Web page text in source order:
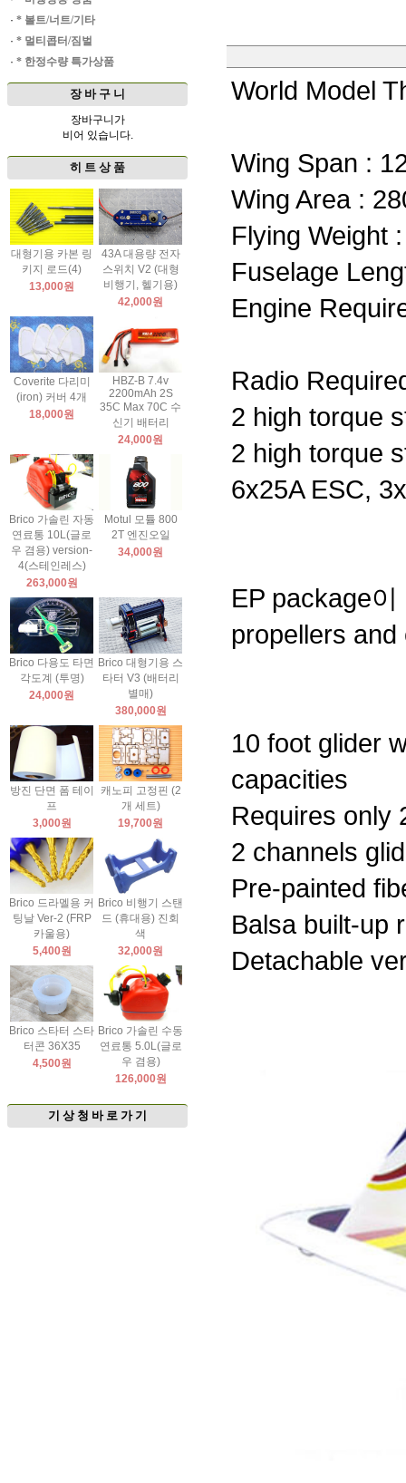
· * 볼트/너트/기타
· * 멀티콥터/짐벌
· * 한정수량 특가상품
장 바 구 니
장바구니가
비어 있습니다.
히 트 상 품
대형기용 카본 링
키지 로드(4)
13,000원
43A 대용량 전자
스위치 V2 (대형
비행기, 헬기용)
42,000원
Coverite 다리미
(iron) 커버 4개
18,000원
HBZ-B 7.4v
2200mAh 2S
35C Max 70C 수
신기 배터리
24,000원
Brico 가솔린 자동
연료통 10L(글로
우 겸용) version-
4(스테인레스)
263,000원
Motul 모튤 800
2T 엔진오일
34,000원
Brico 다용도 타면
각도계 (투명)
24,000원
Brico 대형기용 스
타터 V3 (배터리
별매)
380,000원
방진 단면 폼 테이
프
3,000원
캐노피 고정핀 (2
개 세트)
19,700원
Brico 드라멜용 커
팅날 Ver-2 (FRP
카울용)
5,400원
Brico 비행기 스탠
드 (휴대용) 진회
색
32,000원
Brico 스타터 스타
터콘 36X35
4,500원
Brico 가솔린 수동
연료통 5.0L(글로
우 겸용)
126,000원
기 상 청 바 로 가 기
World Model
Wing Span :
Wing Area :
Flying Weight
Fuselage
Engine
Radio
2 high torque
2 high torque
6x25A ESC,
EP package
propellers
10 foot glider
capacities
Requires only
2 channels
Pre-painted
Balsa built-up
Detachable